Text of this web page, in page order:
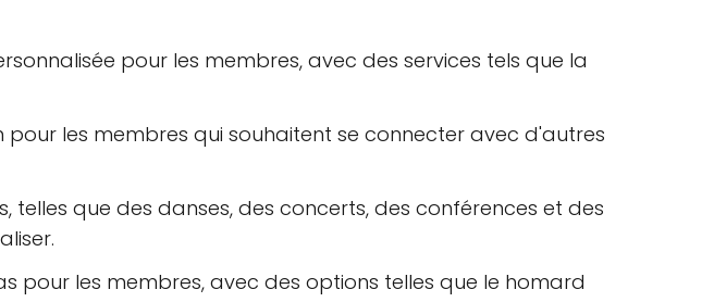
pour les membres, avec des services tels que la
les membres qui souhaitent se connecter avec d'autres
telles que des danses, des concerts, des conférences et des
pour les membres, avec des options telles que le homard